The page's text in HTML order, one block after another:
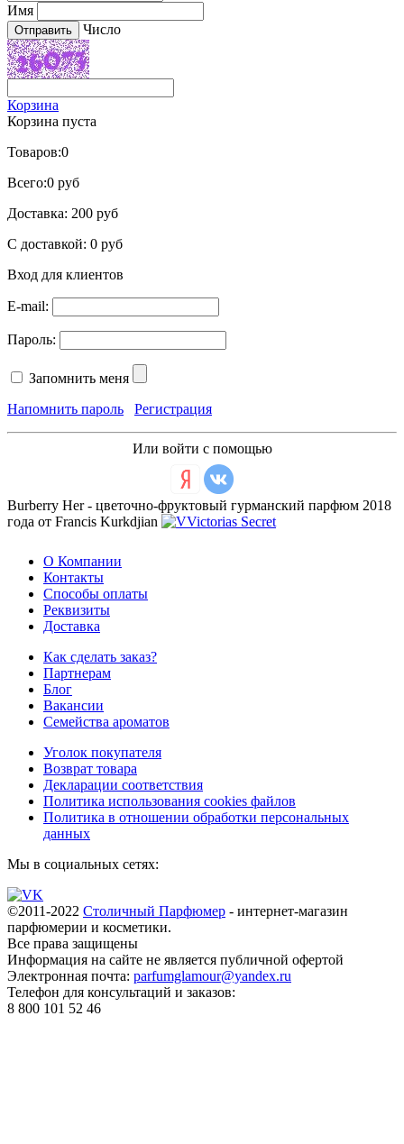
Имя
Число
Корзина
Корзина пуста
Товаров:0
Всего:0 руб
Доставка: 200 руб
С доставкой: 0 руб
Вход для клиентов
E-mail:
Пароль:
Запомнить меня
Напомнить пароль
Регистрация
Или войти с помощью
Burberry Her - цветочно-фруктовый гурманский парфюм 2018
года от Francis Kurkdjian
О Компании
Контакты
Способы оплаты
Реквизиты
Доставка
Как сделать заказ?
Партнерам
Блог
Вакансии
Семейства ароматов
Уголок покупателя
Возврат товара
Декларации соответствия
Политика использования cookies файлов
Политика в отношении обработки персональных
данных
Мы в социальных сетях:
©2011-2022 Столичный Парфюмер - интернет-магазин
парфюмерии и косметики.
Все права защищены
Информация на сайте не является публичной офертой
Электронная почта: parfumglamour@yandex.ru
Телефон для консультаций и заказов:
8 800 101 52 46